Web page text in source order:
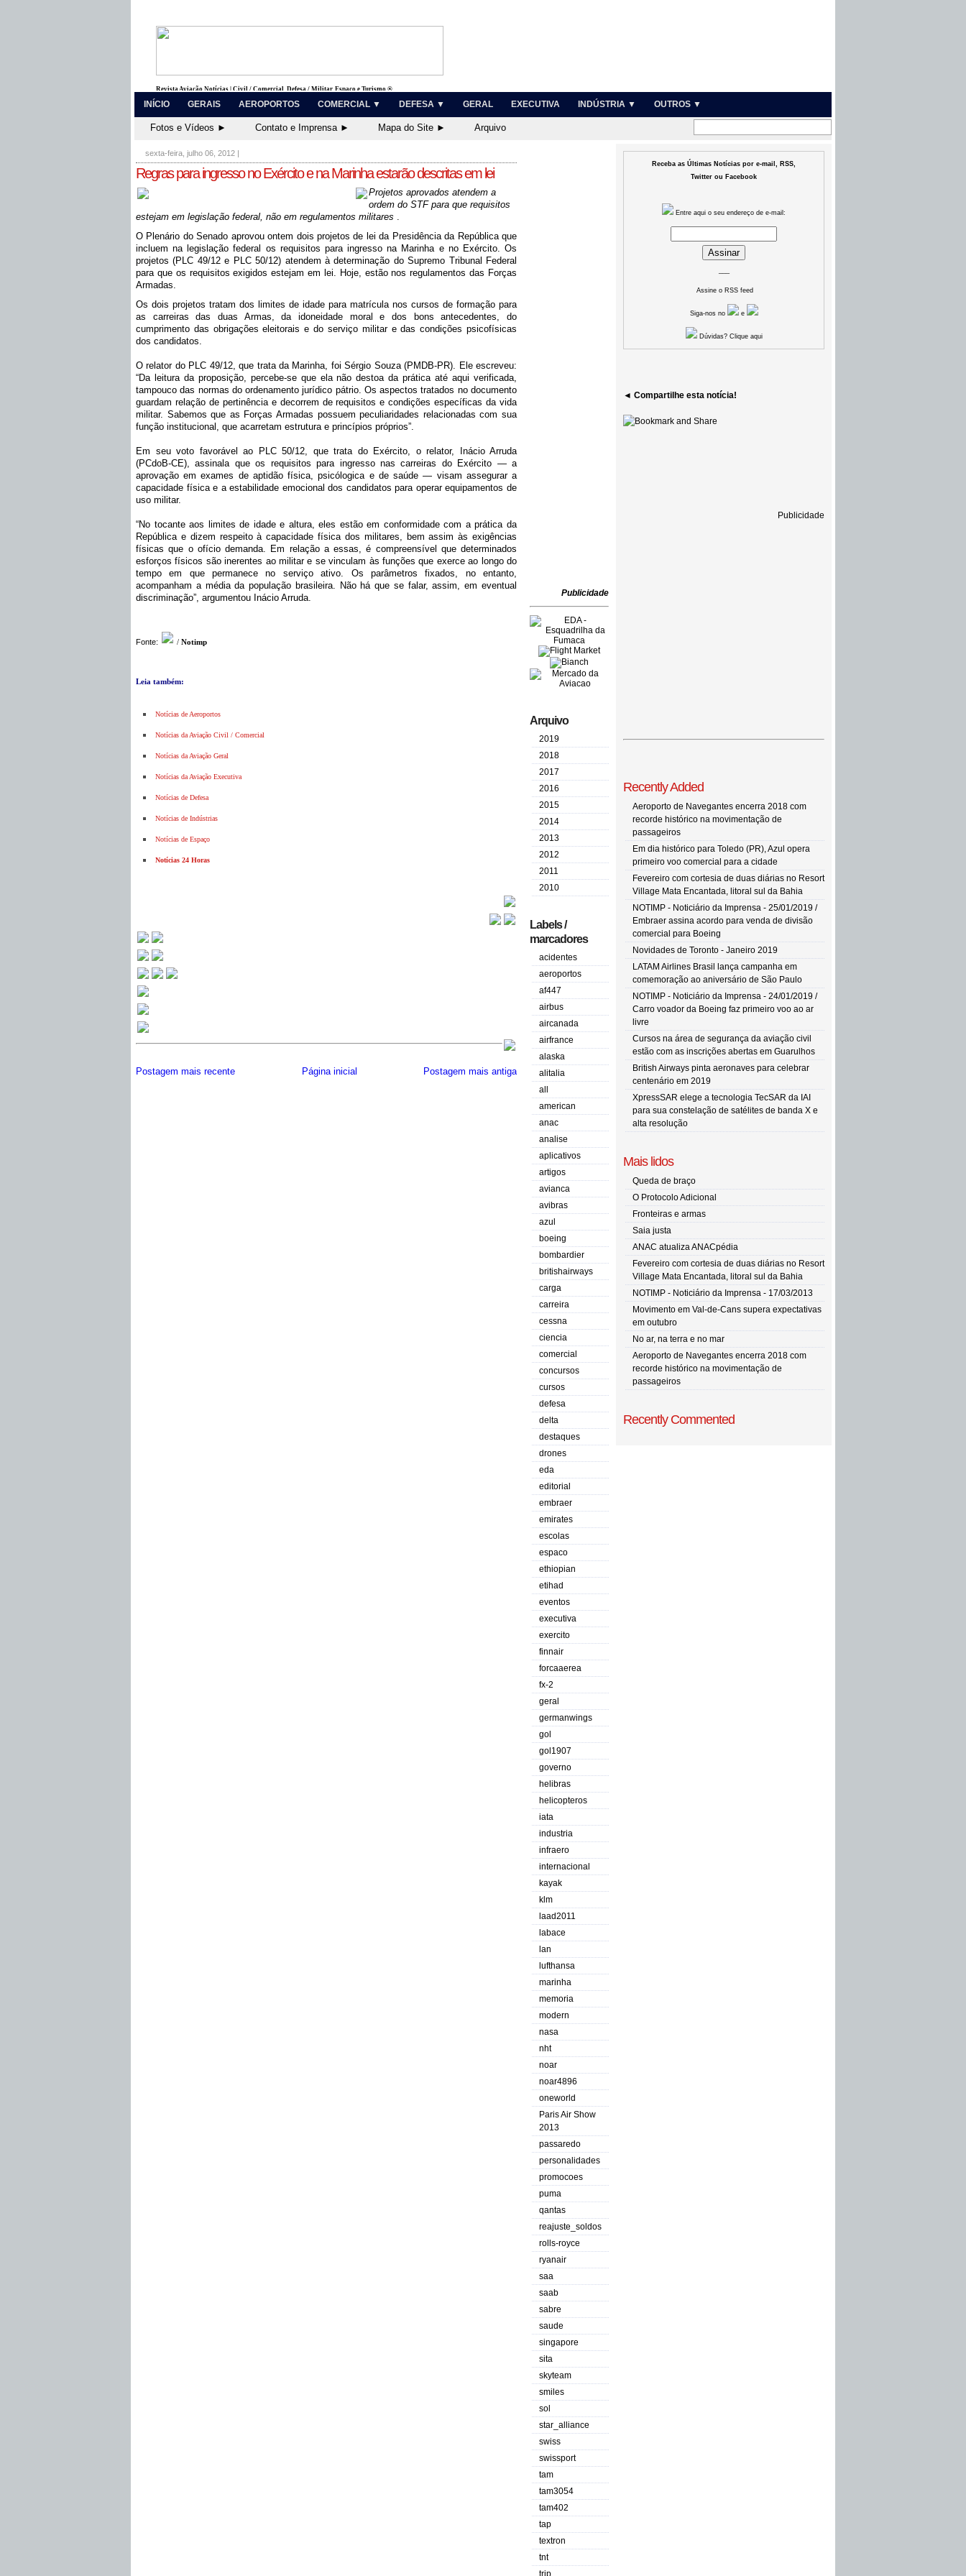
Revista Aviação Notícias | Civil / Comercial, Defesa / Militar, Espaço e Turismo ®
INÍCIO GERAIS AEROPORTOS COMERCIAL ▼ DEFESA ▼ GERAL EXECUTIVA INDÚSTRIA ▼ OUTROS ▼
Fotos e Vídeos ► Contato e Imprensa ► Mapa do Site ► Arquivo
sexta-feira, julho 06, 2012 |
Regras para ingresso no Exército e na Marinha estarão descritas em lei
Projetos aprovados atendem a
ordem do STF para que requisitos
estejam em legislação federal, não em regulamentos militares .
O Plenário do Senado aprovou ontem dois projetos de lei da Presidência da República que
incluem na legislação federal os requisitos para ingresso na Marinha e no Exército. Os
projetos (PLC 49/12 e PLC 50/12) atendem à determinação do Supremo Tribunal Federal
para que os requisitos exigidos estejam em lei. Hoje, estão nos regulamentos das Forças
Armadas.
Os dois projetos tratam dos limites de idade para matrícula nos cursos de formação para
as carreiras das duas Armas, da idoneidade moral e dos bons antecedentes, do
cumprimento das obrigações eleitorais e do serviço militar e das condições psicofísicas
dos candidatos.
O relator do PLC 49/12, que trata da Marinha, foi Sérgio Souza (PMDB-PR). Ele ­escreveu:
“Da leitura da proposição, percebe-se que ela não destoa da prática até aqui verificada,
tampouco das normas do ordenamento jurídico pátrio. Os aspectos tratados no documento
guardam relação de pertinência e decorrem de requisitos e condições específicas da vida
militar. Sabemos que as Forças Armadas possuem peculiaridades relacionadas com sua
função institucional, que acarretam estrutura e princípios próprios”.
Em seu voto favorável ao PLC 50/12, que trata do Exército, o relator, Inácio Arruda
(PCdoB-CE), assinala que os requisitos para ingresso nas carreiras do Exército — a
aprovação em exames de aptidão física, psicólogica e de saúde — visam assegurar a
capacidade física e a estabilidade emocional dos candidatos para operar equipamentos de
uso militar.
“No tocante aos limites de idade e altura, eles estão em conformidade com a prática da
República e dizem respeito à capacidade física dos militares, bem assim às exigências
físicas que o ofício demanda. Em relação a essas, é compreensível que determinados
esforços físicos são inerentes ao militar e se vinculam às funções que exerce ao longo do
tempo em que permanece no serviço ativo. Os parâmetros fixados, no entanto,
acompanham a média da população brasileira. Não há que se falar, assim, em eventual
discriminação”, argumentou Inácio Arruda.
Fonte: / Notimp
Leia também:
Notícias de Aeroportos
Notícias da Aviação Civil / Comercial
Notícias da Aviação Geral
Notícias da Aviação Executiva
Notícias de Defesa
Notícias de Indústrias
Notícias de Espaço
Notícias 24 Horas
Postagem mais recente Postagem mais antiga
Página inicial
Publicidade
Arquivo
2019
2018
2017
2016
2015
2014
2013
2012
2011
2010
Labels /
marcadores
acidentes
aeroportos
af447
airbus
aircanada
airfrance
alaska
alitalia
all
american
anac
analise
aplicativos
artigos
avianca
avibras
azul
boeing
bombardier
britishairways
carga
carreira
cessna
ciencia
comercial
concursos
cursos
defesa
delta
destaques
drones
eda
editorial
embraer
emirates
escolas
espaco
ethiopian
etihad
eventos
executiva
exercito
finnair
forcaaerea
fx-2
geral
germanwings
gol
gol1907
governo
helibras
helicopteros
iata
industria
infraero
internacional
kayak
klm
laad2011
labace
lan
lufthansa
marinha
memoria
modern
nasa
nht
noar
noar4896
oneworld
Paris Air Show
2013
passaredo
personalidades
promocoes
puma
qantas
reajuste_soldos
rolls-royce
ryanair
saa
saab
sabre
saude
singapore
sita
skyteam
smiles
sol
star_alliance
swiss
swissport
tam
tam3054
tam402
tap
textron
tnt
trip
Receba as Últimas Notícias por e-mail, RSS,
Twitter ou Facebook
Entre aqui o seu endereço de e-mail:
Assine o RSS feed
Siga-nos no e
Dúvidas? Clique aqui
◄ Compartilhe esta notícia!
Publicidade
Recently Added
Aeroporto de Navegantes encerra 2018 com
recorde histórico na movimentação de
passageiros
Em dia histórico para Toledo (PR), Azul opera
primeiro voo comercial para a cidade
Fevereiro com cortesia de duas diárias no Resort
Village Mata Encantada, litoral sul da Bahia
NOTIMP - Noticiário da Imprensa - 25/01/2019 /
Embraer assina acordo para venda de divisão
comercial para Boeing
Novidades de Toronto - Janeiro 2019
LATAM Airlines Brasil lança campanha em
comemoração ao aniversário de São Paulo
NOTIMP - Noticiário da Imprensa - 24/01/2019 /
Carro voador da Boeing faz primeiro voo ao ar
livre
Cursos na área de segurança da aviação civil
estão com as inscrições abertas em Guarulhos
British Airways pinta aeronaves para celebrar
centenário em 2019
XpressSAR elege a tecnologia TecSAR da IAI
para sua constelação de satélites de banda X e
alta resolução
Mais lidos
Queda de braço
O Protocolo Adicional
Fronteiras e armas
Saia justa
ANAC atualiza ANACpédia
Fevereiro com cortesia de duas diárias no Resort
Village Mata Encantada, litoral sul da Bahia
NOTIMP - Noticiário da Imprensa - 17/03/2013
Movimento em Val-de-Cans supera expectativas
em outubro
No ar, na terra e no mar
Aeroporto de Navegantes encerra 2018 com
recorde histórico na movimentação de
passageiros
Recently Commented